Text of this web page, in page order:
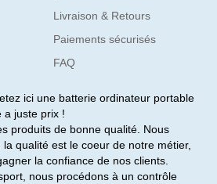
Livraison & Retours
Paiements sécurisés
FAQ
ici une batterie ordinateur portable
a juste prix !
produits de bonne qualité. Nous
qualité est le coeur de notre métier,
la confiance de nos clients.
nous procédons à un contrôle